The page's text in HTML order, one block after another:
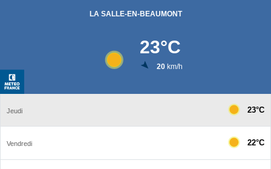
LA SALLE-EN-BEAUMONT
23°C
20km/h
Jeudi 23°C
Vendredi 22°C